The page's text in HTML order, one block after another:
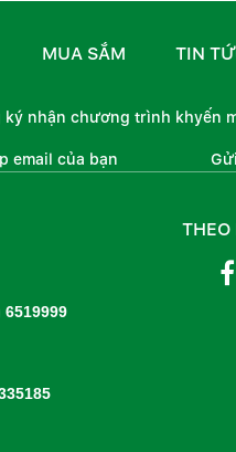
MUA SẮM TIN
ký nhận chương trình khyến
Gửi
6519999
THEO